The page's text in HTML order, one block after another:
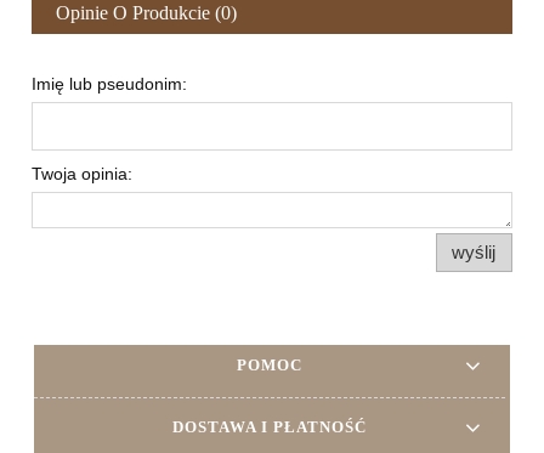
Opinie O Produkcie (0)
Imię lub pseudonim:
Twoja opinia:
wyślij
POMOC
DOSTAWA I PŁATNOŚĆ